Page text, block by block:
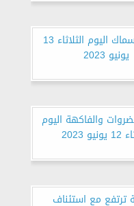
أسعار الأسماك اليوم الثلاثاء 13
يونيو 2023
والفاكهة اليوم
2023
ترتفع مع استئناف